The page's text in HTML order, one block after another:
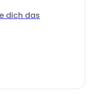
dich das